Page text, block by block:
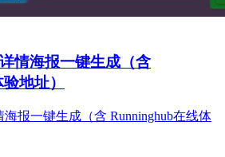
情海报一键生成（含
地址）
报一键生成（含 Runninghub在线体